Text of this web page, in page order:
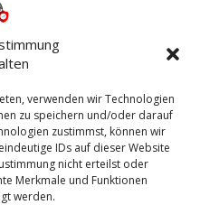
verwenden wir Technologien
zu speichern und/oder darauf
zustimmst, können wir
IDs auf dieser Website
nicht erteilst oder
Merkmale und Funktionen
werden.
Fritzbox
Server Sicherheit
SSL Ubuntu
VCenter VCSA Veeam
Windows